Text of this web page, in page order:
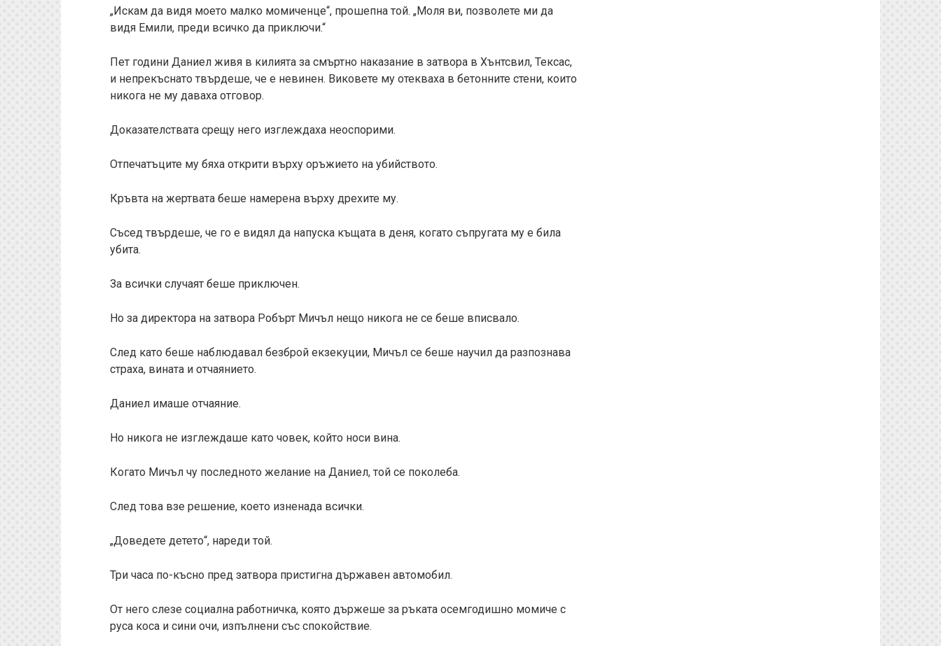
„Искам да видя моето малко момиченце“, прошепна той. „Моля ви, позволете ми да
видя Емили, преди всичко да приключи.“
Пет години Даниел живя в килията за смъртно наказание в затвора в Хънтсвил, Тексас,
и непрекъснато твърдеше, че е невинен. Виковете му отекваха в бетонните стени, които
никога не му даваха отговор.
Доказателствата срещу него изглеждаха неоспорими.
Отпечатъците му бяха открити върху оръжието на убийството.
Кръвта на жертвата беше намерена върху дрехите му.
Съсед твърдеше, че го е видял да напуска къщата в деня, когато съпругата му е била
убита.
За всички случаят беше приключен.
Но за директора на затвора Робърт Мичъл нещо никога не се беше вписвало.
След като беше наблюдавал безброй екзекуции, Мичъл се беше научил да разпознава
страха, вината и отчаянието.
Даниел имаше отчаяние.
Но никога не изглеждаше като човек, който носи вина.
Когато Мичъл чу последното желание на Даниел, той се поколеба.
След това взе решение, което изненада всички.
„Доведете детето“, нареди той.
Три часа по-късно пред затвора пристигна държавен автомобил.
От него слезе социална работничка, която държеше за ръката осемгодишно момиче с
руса коса и сини очи, изпълнени със спокойствие.